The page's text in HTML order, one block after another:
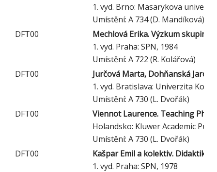
1. vyd. Brno: Masarykova
Umístění: A 734 (D. Mandíková)
DFT00
Mechlová Erika. Výzkum
1. vyd. Praha: SPN, 1984
Umístění: A 722 (R. Kolářová)
DFT00
Jurčová Marta, Dohňanská
1. vyd. Bratislava: Univerzita
Umístění: A 730 (L. Dvořák)
DFT00
Viennot Laurence. Teaching
Holandsko: Kluwer Academic
Umístění: A 730 (L. Dvořák)
DFT00
Kašpar Emil a kolektiv. Didaktika
1. vyd. Praha: SPN, 1978